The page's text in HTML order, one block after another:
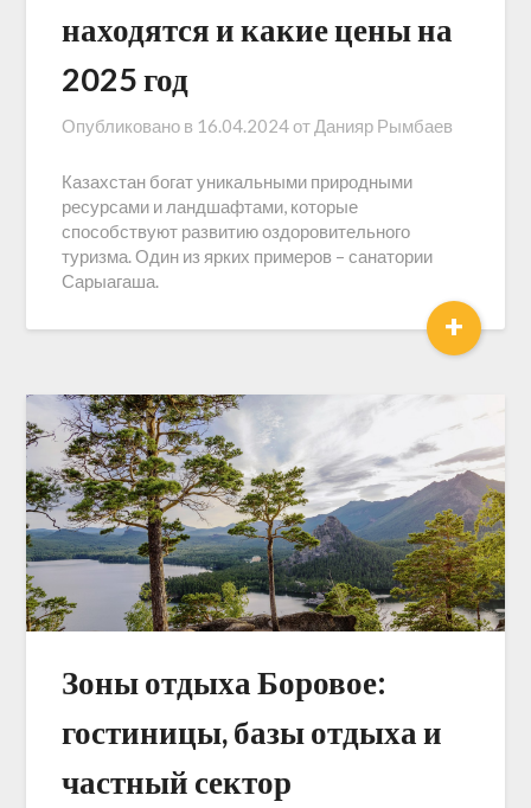
находятся и какие цены на
2025 год
Опубликовано в 16.04.2024от Данияр Рымбаев
Казахстан богат уникальными природными
ресурсами и ландшафтами, которые
способствуют развитию оздоровительного
туризма. Один из ярких примеров – санатории
Сарыагаша.
+
Зоны отдыха Боровое:
гостиницы, базы отдыха и
частный сектор